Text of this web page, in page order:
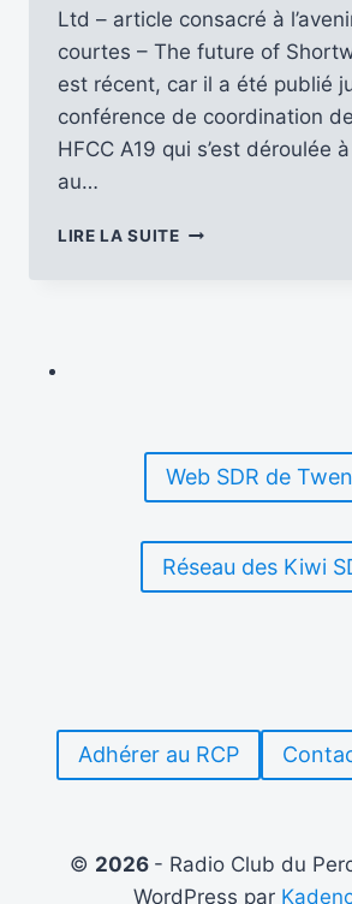
Ltd – article consacré à
courtes – The future of
est récent, car il a été publié
conférence de coordination
HFCC A19 qui s’est déroulée
au…
LIRE LA SUITEA
Web SDR de
Réseau des Kiwi
Adhérer au RCP
© 2026 - Radio Club du
WordPress par